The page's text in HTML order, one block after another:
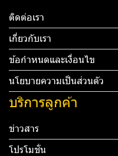
ติดต่อเรา
เกี่ยวกับเรา
ข้อกำหนดและเงื่อนไข
นโยบายความเป็นส่วนตัว
บริการลูกค้า
ข่าวสาร
โปรโมชั่น